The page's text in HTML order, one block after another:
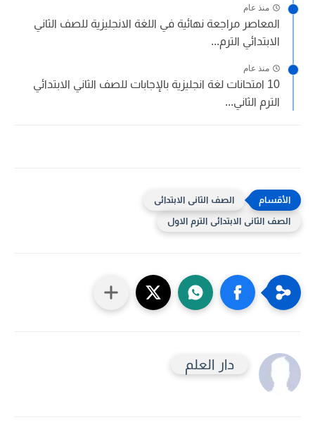
منذ عام
المعاصر مراجعة نهائية في اللغة الانجليزية للصف الثاني
الابتدائي الترم...
منذ عام
10 امتحانات لغة انجليزية بالإجابات للصف الثاني الابتدائي
الترم الثاني...
الصف الثانى الابتدائى
الصف الثانى الابتدائى الترم الاول
دار العلم